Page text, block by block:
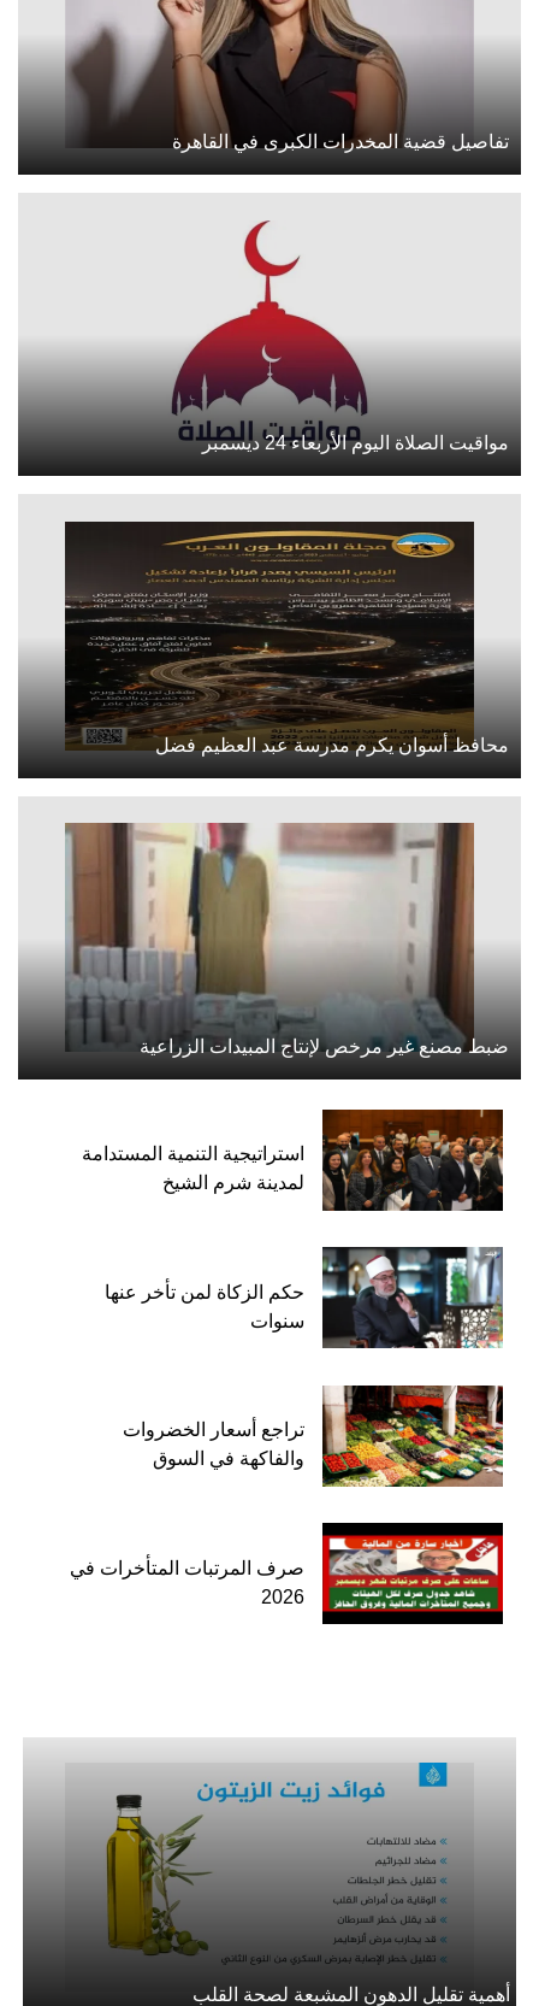
تفاصيل قضية المخدرات الكبرى في القاهرة
مواقيت الصلاة اليوم الأربعاء 24 ديسمبر
محافظ أسوان يكرم مدرسة عبد العظيم فضل
ضبط مصنع غير مرخص لإنتاج المبيدات الزراعية
استراتيجية التنمية المستدامة
لمدينة شرم الشيخ
حكم الزكاة لمن تأخر عنها
سنوات
تراجع أسعار الخضروات
والفاكهة في السوق
صرف المرتبات المتأخرات في
2026
أهمية تقليل الدهون المشبعة لصحة القلب